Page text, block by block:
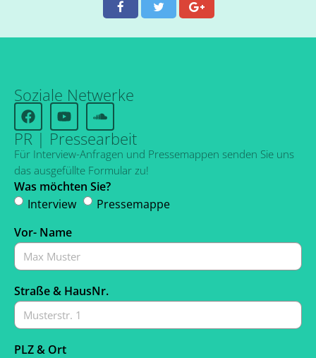
Soziale Netwerke
PR | Pressearbeit
Für Interview-Anfragen und Pressemappen senden Sie uns
das ausgefüllte Formular zu!
Was möchten Sie?
Interview
Pressemappe
Vor- Name
Straße & HausNr.
PLZ & Ort